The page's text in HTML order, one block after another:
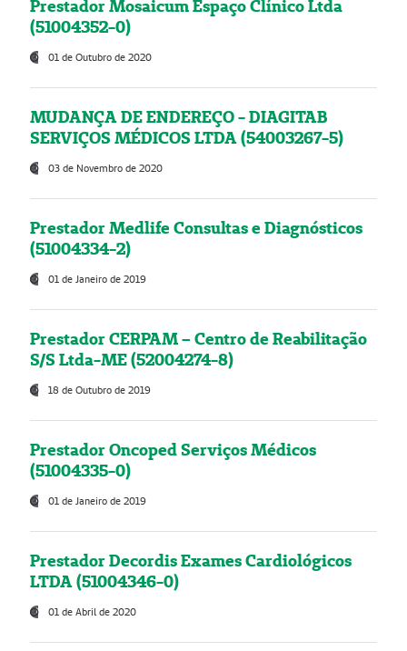
Prestador Mosaicum Espaço Clínico Ltda
(51004352-0)
01 de Outubro de 2020
MUDANÇA DE ENDEREÇO - DIAGITAB
SERVIÇOS MÉDICOS LTDA (54003267-5)
03 de Novembro de 2020
Prestador Medlife Consultas e Diagnósticos
(51004334-2)
01 de Janeiro de 2019
Prestador CERPAM – Centro de Reabilitação
S/S Ltda-ME (52004274-8)
18 de Outubro de 2019
Prestador Oncoped Serviços Médicos
(51004335-0)
01 de Janeiro de 2019
Prestador Decordis Exames Cardiológicos
LTDA (51004346-0)
01 de Abril de 2020